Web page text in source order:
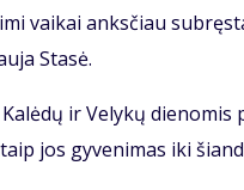
vai­kai anks­čiau
Sta­sė.
ir Ve­ly­kų
jos gy­ve­ni­mas iki